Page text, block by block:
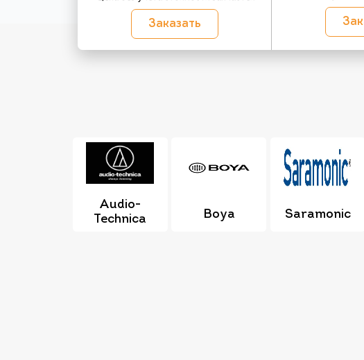
Заказать
Audio-
Technica
Boya Saramonic